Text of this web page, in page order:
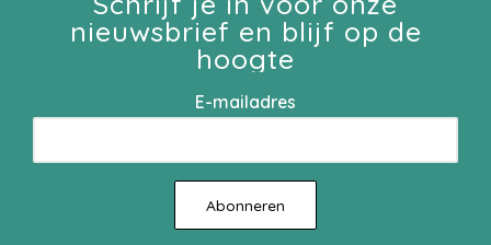
nieuwsbrief en blijf op de
hoogte
E-mailadres